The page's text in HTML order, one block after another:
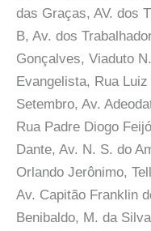
das Graças, AV. dos
B, Av. dos
Gonçalves, Viaduto
Evangelista, Rua
Setembro, Av.
Rua Padre Diogo
Dante, Av. N. S. do
Orlando Jerônimo,
Av. Capitão Franklin
Benibaldo, M. da